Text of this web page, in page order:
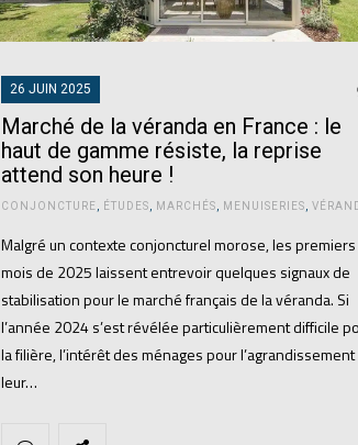
26 JUIN 2025
Marché de la véranda en France : le
haut de gamme résiste, la reprise
attend son heure !
CONJONCTURE ÉTUDES MARCHÉS MENUISERIES
Malgré un contexte conjoncturel morose, les premiers
mois de 2025 laissent entrevoir quelques signaux de
stabilisation pour le marché français de la véranda. Si
l’année 2024 s’est révélée particulièrement difficile
la filière, l’intérêt des ménages pour
leur…